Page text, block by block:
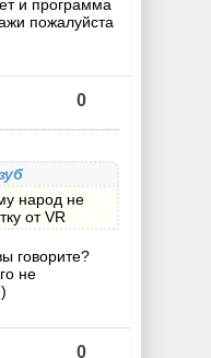
и программа
пожалуйста
0
народ не
от VR
говорите?
не
0